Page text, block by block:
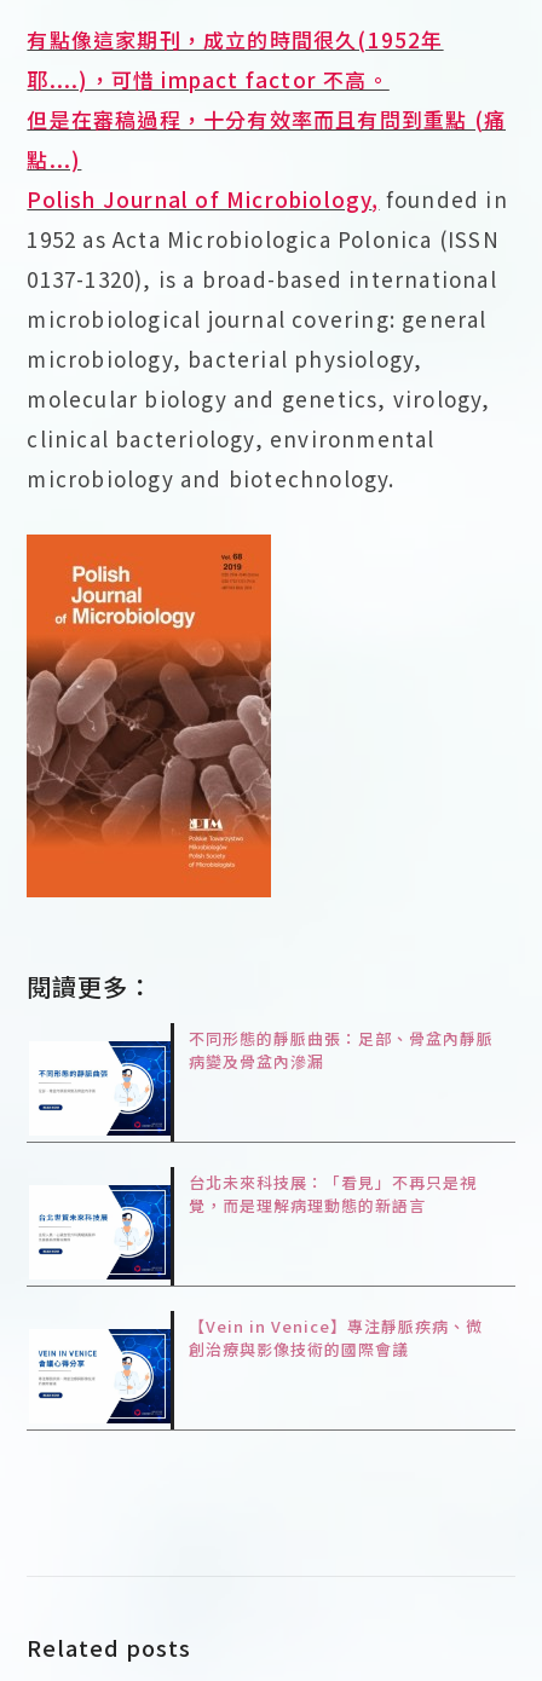
有點像這家期刊，成立的時間很久(1952年
耶....)，可惜 impact factor 不高。
但是在審稿過程，十分有效率而且有問到重點 (痛
點...)
Polish Journal of Microbiology, founded in
1952 as Acta Microbiologica Polonica (ISSN
0137-1320), is a broad-based international
microbiological journal covering: general
microbiology, bacterial physiology,
molecular biology and genetics, virology,
clinical bacteriology, environmental
microbiology and biotechnology.
閱讀更多：
不同形態的靜脈曲張：足部、骨盆內靜脈
病變及骨盆內滲漏
台北未來科技展：「看見」不再只是視
覺，而是理解病理動態的新語言
【Vein in Venice】專注靜脈疾病、微
創治療與影像技術的國際會議
Related posts